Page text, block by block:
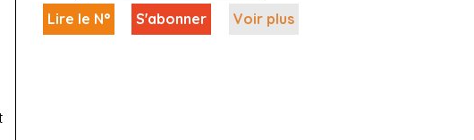
Lire le N° S'abonner Voir plus